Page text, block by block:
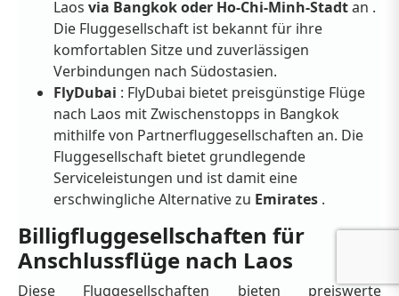
Laos via Bangkok oder Ho-Chi-Minh-Stadtan .
Die Fluggesellschaft ist bekannt für ihre
komfortablen Sitze und zuverlässigen
Verbindungen nach Südostasien.
FlyDubai : FlyDubai bietet preisgünstige Flüge
nach Laos mit Zwischenstopps in Bangkok
mithilfe von Partnerfluggesellschaften an. Die
Fluggesellschaft bietet grundlegende
Serviceleistungen und ist damit eine
erschwingliche Alternative zu Emirates .
Billigfluggesellschaften für
Anschlussflüge nach Laos
Diese Fluggesellschaften bieten preiswerte